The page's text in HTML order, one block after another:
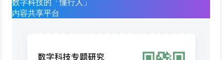
内容共享平台